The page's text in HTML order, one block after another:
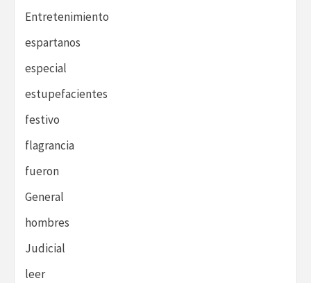
Entretenimiento
espartanos
especial
estupefacientes
festivo
flagrancia
fueron
General
hombres
Judicial
leer